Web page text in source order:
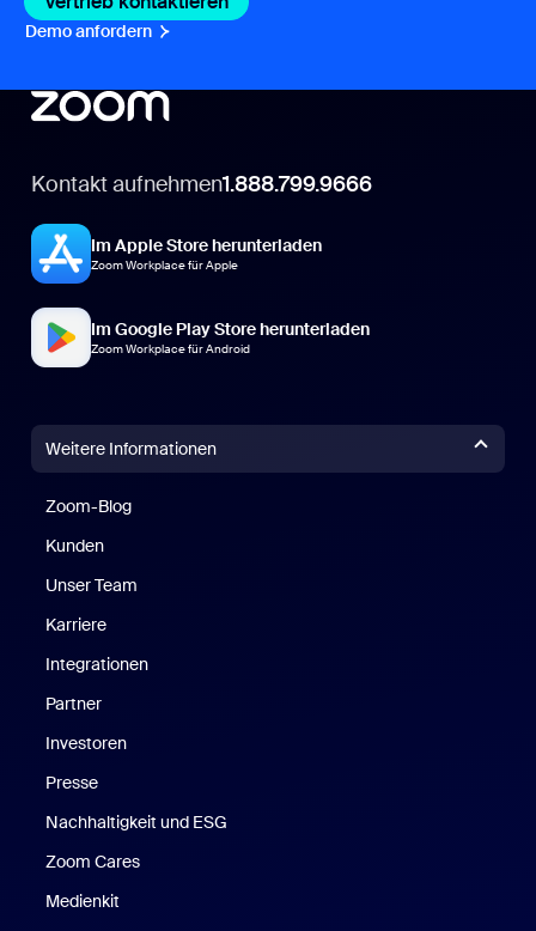
Demo anfordern Demo anfordern
Kontakt aufnehmen1.888.799.9666
Im Apple Store herunterladen
Zoom Workplace für Apple
Im Google Play Store herunterladen
Zoom Workplace für Android
Weitere Informationen
Zoom-Blog
Kunden
Unser Team
Karriere
Integrationen
Partner
Investoren
Presse
Nachhaltigkeit und ESG
Zoom Cares
Medienkit